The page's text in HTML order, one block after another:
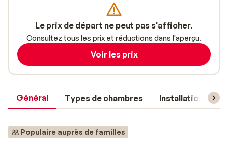
Général Types de chambres Installations
Populaire auprès de familles
Le prix de départ ne peut pas s'afficher.
Consultez tous les prix et réductions dans l'aperçu.
Voir les prix